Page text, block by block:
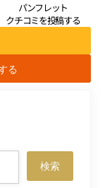
パンフレット
クチコミを投稿する
る
検索